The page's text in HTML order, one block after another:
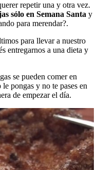
repetir una y otra vez.
sólo en Semana Santa y
para merendar?.
para llevar a nuestro
entregarnos a una dieta y
se pueden comer en
pongas y no te pases en
de empezar el día.